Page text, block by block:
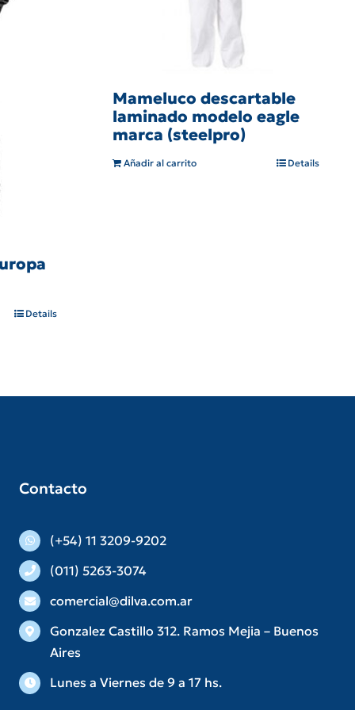
Details
Mameluco descartable
laminado modelo eagle
marca (steelpro)
Añadir al carrito Details
Contacto
(+54) 11 3209-9202
(011) 5263-3074
comercial@dilva.com.ar
Gonzalez Castillo 312. Ramos Mejia – Buenos
Aires
Lunes a Viernes de 9 a 17 hs.